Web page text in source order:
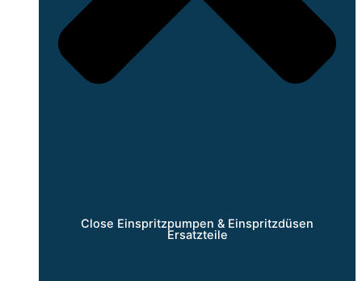
Close Einspritzpumpen & Einspritzdüsen
Ersatzteile